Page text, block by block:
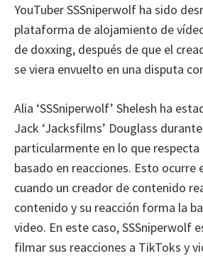
YouTuber SSSniperwolf ha sido
plataforma de alojamiento de
de doxxing, después de que el
se viera envuelto en una disputa
Alia ‘SSSniperwolf’ Shelesh ha
Jack ‘Jacksfilms’ Douglass
particularmente en lo que
basado en reacciones. Esto ocurre
cuando un creador de contenido
contenido y su reacción forma la
video. En este caso, SSSniperwolf
filmar sus reacciones a TikToks y